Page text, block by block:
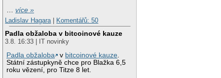
…více »
Ladislav Hagara| Komentářů: 50
Padla obžaloba v bitcoinové kauze
3.8. 16:33 | IT novinky
Padla obžaloba
v bitcoinové kauze.
Státní zástupkyně chce pro Blažka 6,5
roku vězení, pro Titze 8 let.